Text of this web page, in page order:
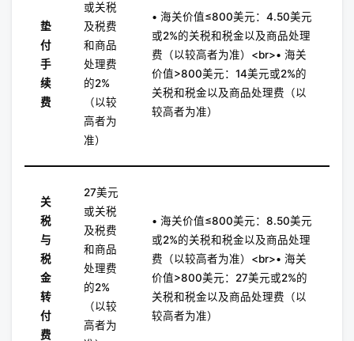
垫
付
手
续
费
或关税
及税费
和商品
处理费
的2%
（以较
高者为
准）
• 海关价值≤800美元：4.50美元
或2%的关税和税金以及商品处理
费（以较高者为准）<br>• 海关
价值>800美元：14美元或2%的
关税和税金以及商品处理费（以
较高者为准）
关
税
与
税
金
转
付
费
27美元
或关税
及税费
和商品
处理费
的2%
（以较
高者为
• 海关价值≤800美元：8.50美元
或2%的关税和税金以及商品处理
费（以较高者为准）<br>• 海关
价值>800美元：27美元或2%的
关税和税金以及商品处理费（以
较高者为准）